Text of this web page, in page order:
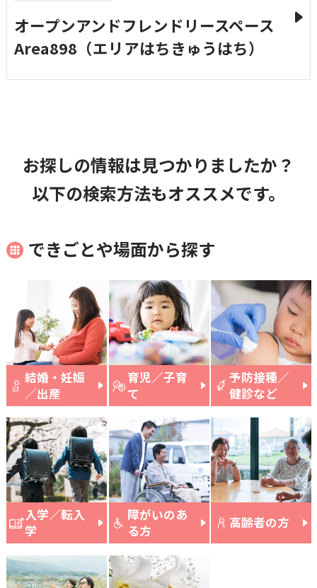
予防接種／健診など
高齢者の方
引っ越し／移住・定住
おくやみ
国民健康保険 マイナンバー
横瀬のふるさと納税
小児科オンライン
手続きガイド
横瀬町（町長） へのご意見等
横瀬町公式note
暮らしの便利帳「わかる」
自治体間連携
施設・文化 事業者の方向け
横瀬町役場
0494-25-0111
（土曜、日曜、祝日、年末年始を覗く）
窓口案内 トップページ
メニューを閉じる
オープンアンドフレンドリースペース
Area898（エリアはちきゅうはち）
お探しの情報は見つかりましたか？
以下の検索方法もオススメです。
できごとや場面から探す
結婚・妊娠
／出産
育児／子育
て
予防接種／
健診など
入学／転入
学
障がいのあ
る方
高齢者の方